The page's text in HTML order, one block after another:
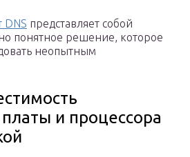
DNS представляет собой
понятное решение, которое
неопытным
и процессора